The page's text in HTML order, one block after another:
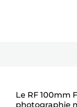
Le RF 100mm
photographie